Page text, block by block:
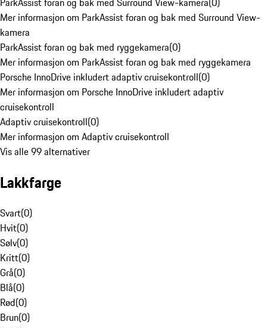
Mer informasjon om ParkAssist foran og bak med Surround View-
kamera
ParkAssist foran og bak med ryggekamera(0)
Mer informasjon om ParkAssist foran og bak med ryggekamera
Porsche InnoDrive inkludert adaptiv cruisekontroll(0)
Mer informasjon om Porsche InnoDrive inkludert adaptiv
cruisekontroll
Adaptiv cruisekontroll(0)
Mer informasjon om Adaptiv cruisekontroll
Vis alle 99 alternativer
Lakkfarge
Svart(0)
Hvit(0)
Sølv(0)
Kritt(0)
Grå(0)
Blå(0)
Rød(0)
Brun(0)